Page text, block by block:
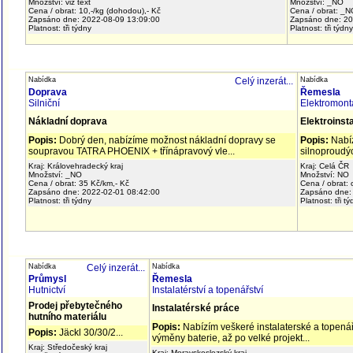
Množství: viz text
Cena / obrat: 10,-/kg (dohodou),- Kč
Zapsáno dne: 2022-08-09 13:09:00
Platnost: tři týdny
Množství: _NO
Cena / obrat:
Zapsáno dne:
Platnost: tři týdny
Nabídka
Celý inzerát...
Doprava
Silniční
Nákladní doprava
Popis: Dobrý den, nabízíme možnost nákladní dopravy se
soupravou TATRA PHOENIX + třínápravový vle...
Kraj: Královehradecký kraj
Množství: _NO
Cena / obrat: 35 Kč/km,- Kč
Zapsáno dne: 2022-02-01 08:42:00
Platnost: tři týdny
Nabídka
Řemesla
Popis:
Kraj: Celá ČR
Množství: NO
Cena / obrat:
Zapsáno
Platnost: tři
Nabídka
Celý inzerát...
Průmysl
Hutnictví
Prodej přebytečného
hutního materiálu
Popis: Jäckl 30/30/2...
Kraj: Středočeský kraj
Nabídka
Řemesla
Instalatérství a topenářství
Instalatérské práce
Popis: Nabízím veškeré instalaterské a
výměny baterie, až po velké projekt...